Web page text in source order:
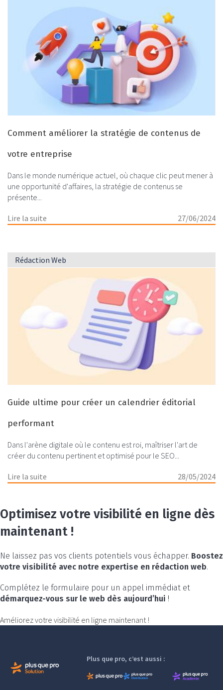
Comment améliorer la stratégie de contenus de
votre entreprise
Dans le monde numérique actuel, où chaque clic peut mener à
une opportunité d'affaires, la stratégie de contenus se
présente...
Lire la suite 27/06/2024
Rédaction Web
Guide ultime pour créer un calendrier éditorial
performant
Dans l'arène digitale où le contenu est roi, maîtriser l'art de
créer du contenu pertinent et optimisé pour le SEO...
Lire la suite 28/05/2024
Optimisez votre visibilité en ligne dès
maintenant !
Ne laissez pas vos clients potentiels vous échapper. Boostez
votre visibilité avec notre expertise en rédaction web.
Complétez le formulaire pour un appel immédiat et
démarquez-vous sur le web dès aujourd’hui !
Améliorez votre visibilité en ligne maintenant !
Plus que pro, c’est aussi :